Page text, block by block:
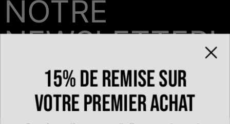
NOTRE
NEWSLETTER!
15% de remise sur
votre premier achat